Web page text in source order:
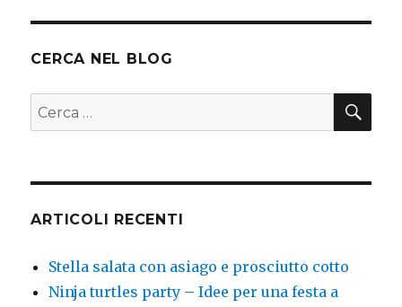
CERCA NEL BLOG
Cerca:
ARTICOLI RECENTI
Stella salata con asiago e prosciutto cotto
Ninja turtles party – Idee per una festa a